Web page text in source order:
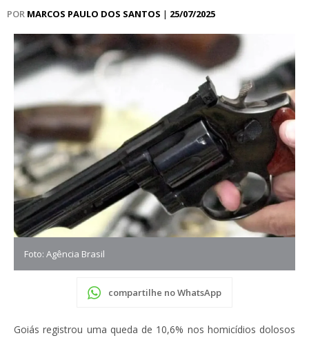
POR MARCOS PAULO DOS SANTOS | 25/07/2025
Foto: Agência Brasil
compartilhe no WhatsApp
Goiás registrou uma queda de 10,6% nos homicídios dolosos